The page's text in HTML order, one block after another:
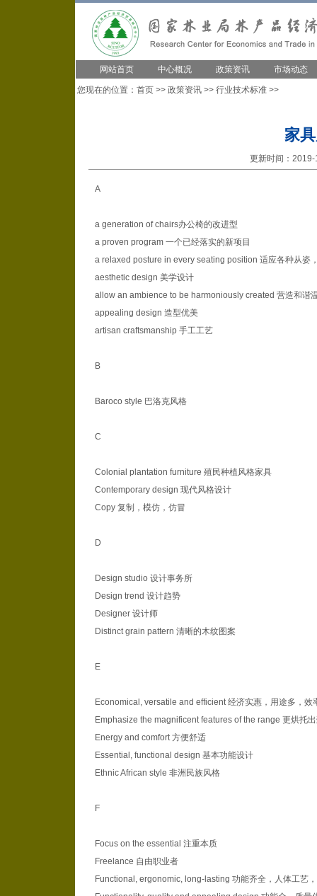
网站首页 中心概况 政策资讯 市场动态
您现在的位置： 首页 >> 政策资讯 >> 行业技术标准 >>
家
更新时间：
A
a generation of chairs办公椅的改进型
a proven program 一个已经落实的新项目
a relaxed posture in every seating position 适应各种从姿
aesthetic design 美学设计
allow an ambience to be harmoniously created 营造和谐
appealing design 造型优美
artisan craftsmanship 手工工艺
B
Baroco style 巴洛克风格
C
Colonial plantation furniture 殖民种植风格家具
Contemporary design 现代风格设计
Copy 复制，模仿，仿冒
D
Design studio 设计事务所
Design trend 设计趋势
Designer 设计师
Distinct grain pattern 清晰的木纹图案
E
Economical, versatile and efficient 经济实惠，用途多，效
Emphasize the magnificent features of the range 更烘托
Energy and comfort 方便舒适
Essential, functional design 基本功能设计
Ethnic African style 非洲民族风格
F
Focus on the essential 注重本质
Freelance 自由职业者
Functional, ergonomic, long-lasting 功能齐全，人体工艺